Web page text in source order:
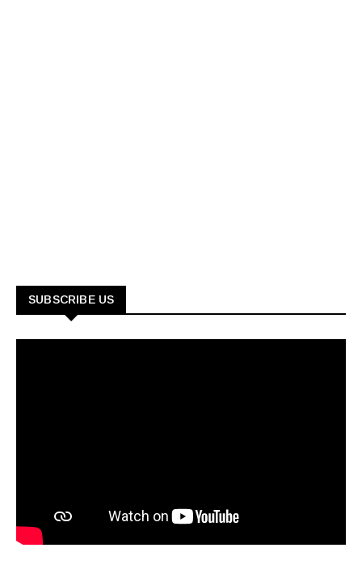
SUBSCRIBE US